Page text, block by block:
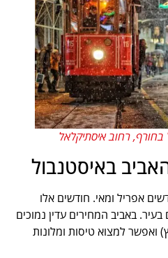
בחורף, רחוב איסתיקלאל
באיסטנבול
אפריל ומאי. חודשים אלו
בעיר. באביב המחירים עדין נמוכים
ואפשר למצוא טיסות ומלונות